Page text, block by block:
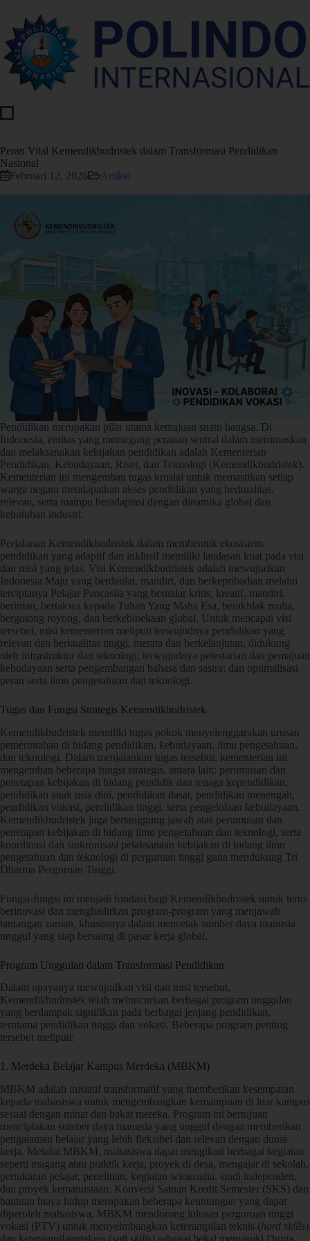
Peran Vital Kemendikbudristek dalam Transformasi Pendidikan
Nasional
Februari 12, 2026
Artikel
Pendidikan merupakan pilar utama kemajuan suatu bangsa. Di
Indonesia, entitas yang memegang peranan sentral dalam merumuskan
dan melaksanakan kebijakan pendidikan adalah Kementerian
Pendidikan, Kebudayaan, Riset, dan Teknologi (Kemendikbudristek).
Kementerian ini mengemban tugas krusial untuk memastikan setiap
warga negara mendapatkan akses pendidikan yang berkualitas,
relevan, serta mampu beradaptasi dengan dinamika global dan
kebutuhan industri.
Perjalanan Kemendikbudristek dalam membentuk ekosistem
pendidikan yang adaptif dan inklusif memiliki landasan kuat pada visi
dan misi yang jelas. Visi Kemendikbudristek adalah mewujudkan
Indonesia Maju yang berdaulat, mandiri, dan berkepribadian melalui
terciptanya Pelajar Pancasila yang bernalar kritis, kreatif, mandiri,
beriman, bertakwa kepada Tuhan Yang Maha Esa, berakhlak mulia,
bergotong royong, dan berkebinekaan global. Untuk mencapai visi
tersebut, misi kementerian meliputi terwujudnya pendidikan yang
relevan dan berkualitas tinggi, merata dan berkelanjutan, didukung
oleh infrastruktur dan teknologi; terwujudnya pelestarian dan pemajuan
kebudayaan serta pengembangan bahasa dan sastra; dan optimalisasi
peran serta ilmu pengetahuan dan teknologi.
Tugas dan Fungsi Strategis Kemendikbudristek
Kemendikbudristek memiliki tugas pokok menyelenggarakan urusan
pemerintahan di bidang pendidikan, kebudayaan, ilmu pengetahuan,
dan teknologi. Dalam menjalankan tugas tersebut, kementerian ini
mengemban beberapa fungsi strategis, antara lain: perumusan dan
penetapan kebijakan di bidang pendidik dan tenaga kependidikan,
pendidikan anak usia dini, pendidikan dasar, pendidikan menengah,
pendidikan vokasi, pendidikan tinggi, serta pengelolaan kebudayaan.
Kemendikbudristek juga bertanggung jawab atas perumusan dan
penetapan kebijakan di bidang ilmu pengetahuan dan teknologi, serta
koordinasi dan sinkronisasi pelaksanaan kebijakan di bidang ilmu
pengetahuan dan teknologi di perguruan tinggi guna mendukung Tri
Dharma Perguruan Tinggi.
Fungsi-fungsi ini menjadi fondasi bagi Kemendikbudristek untuk terus
berinovasi dan menghadirkan program-program yang menjawab
tantangan zaman, khususnya dalam mencetak sumber daya manusia
unggul yang siap bersaing di pasar kerja global.
Program Unggulan dalam Transformasi Pendidikan
Dalam upayanya mewujudkan visi dan misi tersebut,
Kemendikbudristek telah meluncurkan berbagai program unggulan
yang berdampak signifikan pada berbagai jenjang pendidikan,
terutama pendidikan tinggi dan vokasi. Beberapa program penting
tersebut meliputi:
1. Merdeka Belajar Kampus Merdeka (MBKM)
MBKM adalah inisiatif transformatif yang memberikan kesempatan
kepada mahasiswa untuk mengembangkan kemampuan di luar kampus
sesuai dengan minat dan bakat mereka. Program ini bertujuan
menciptakan sumber daya manusia yang unggul dengan memberikan
pengalaman belajar yang lebih fleksibel dan relevan dengan dunia
kerja. Melalui MBKM, mahasiswa dapat mengikuti berbagai kegiatan
seperti magang atau praktik kerja, proyek di desa, mengajar di sekolah,
pertukaran pelajar, penelitian, kegiatan wirausaha, studi independen,
dan proyek kemanusiaan. Konversi Satuan Kredit Semester (SKS) dan
bantuan biaya hidup merupakan beberapa keuntungan yang dapat
diperoleh mahasiswa. MBKM mendorong lulusan perguruan tinggi
vokasi (PTV) untuk menyeimbangkan keterampilan teknis (hard skills)